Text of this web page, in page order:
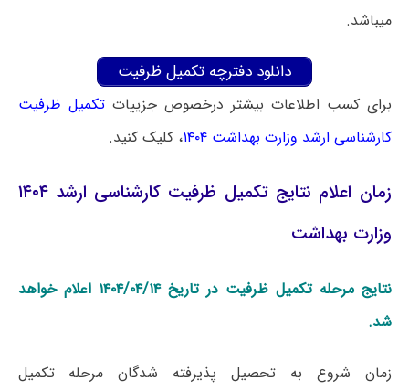
میباشد.
دانلود دفترچه تکمیل ظرفیت
برای کسب اطلاعات بیشتر درخصوص جزییاتتکمیل ظرفیت
کارشناسی ارشد وزارت بهداشت ۱۴۰۴
، کلیک کنید.
زمان اعلام نتایج تکمیل ظرفیت کارشناسی ارشد ۱۴۰۴
وزارت بهداشت
نتایج مرحله تکمیل ظرفیت در تاریخ ۱۴۰۴/۰۴/۱۴ اعلام خواهد
شد.
زمان شروع به تحصیل پذیرفته شدگان مرحله تکمیل